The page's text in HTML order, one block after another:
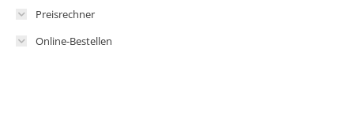
Preisrechner
Online-Bestellen